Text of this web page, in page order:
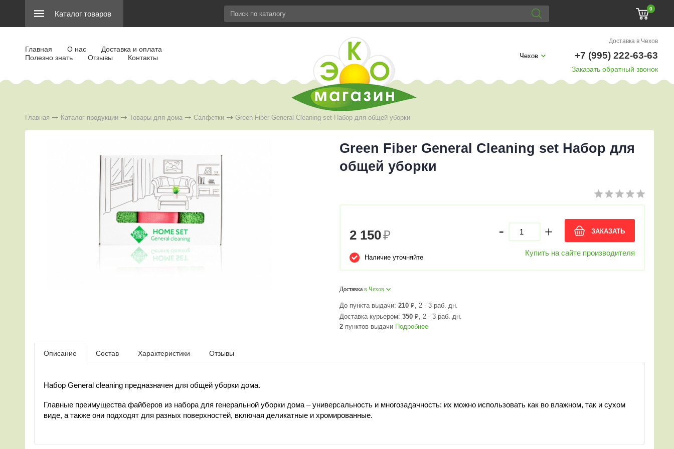
Каталог товаров
0
Главная О нас
Доставка и оплата
Полезно знать
Отзывы Контакты Чехов
Доставка в Чехов
+7 (995) 222-63-63
Заказать обратный звонок
Главная Каталог продукции Товары для дома Салфетки Green Fiber General Сleaning set Набор для общей уборки
Green Fiber General Сleaning set Набор для
общей уборки
- + ЗАКАЗАТЬ
Купить на сайте производителя
2 150₽
Наличие уточняйте
Доставка в Чехов
До пункта выдачи: 210 ₽ , 2 - 3 раб. дн.
Доставка курьером: 350 ₽ , 2 - 3 раб. дн.
2 пунктов выдачи Подробнее
Описание Состав Характеристики Отзывы
Набор General cleaning предназначен для общей уборки дома.
Главные преимущества файберов из набора для генеральной уборки дома – универсальность и многозадачность: их можно использовать как во влажном, так и сухом
виде, а также они подходят для разных поверхностей, включая деликатные и хромированные.